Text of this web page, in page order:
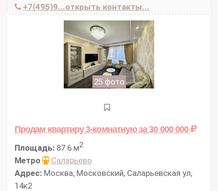
+7(495)9...открыть контакты...
25 фото
Продам квартиру 3-комнатнуюза 30 000 000
Площадь: 87.6 м2
Метро
Саларьево
Адрес: Москва, Московский, Саларьевская ул,
14к2